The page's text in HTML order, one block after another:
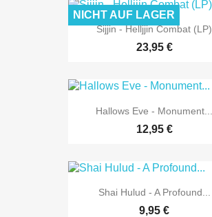
Sijjin - Helljjin Combat (LP)
23,95 €
NICHT AUF LAGER
Hallows Eve - Monument...
12,95 €
Shai Hulud - A Profound...
9,95 €